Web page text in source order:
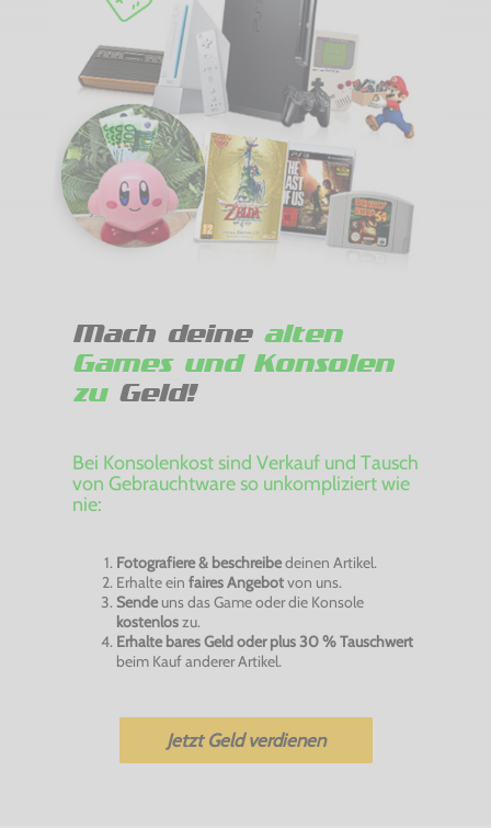
Mach deine alten
Games und Konsolen
zuGeld!
Bei Konsolenkost sind Verkauf und Tausch
von Gebrauchtware so unkompliziert wie
nie:
Fotografiere & beschreibedeinen Artikel.
Erhalte ein faires Angebotvon uns.
Sendeuns das Game oder die Konsole
kostenloszu.
Erhalte bares Geld oder plus 30 % Tauschwert
beim Kauf anderer Artikel.
Jetzt Geld verdienen